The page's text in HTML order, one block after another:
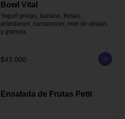
Bowl Vital
Yogurt griego, banano, fresas,
arándanos, zarzamoras, miel de abejas
y granola.
$43.000
Ensalada de Frutas Petit